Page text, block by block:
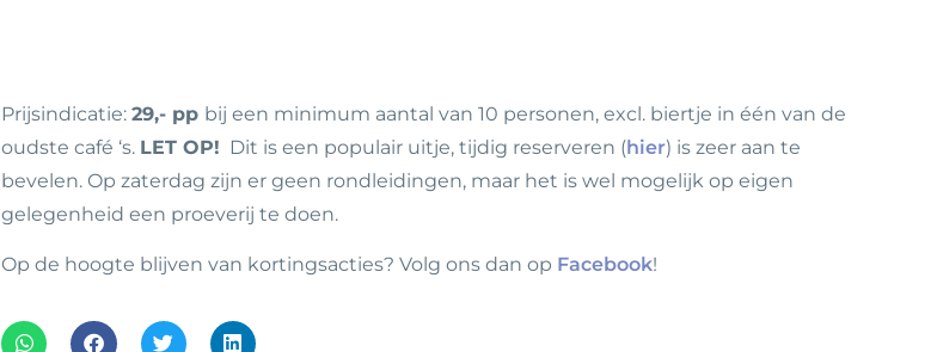
Prijsindicatie: 29,- pp bij een minimum aantal van 10 personen, excl. biertje in één van de
oudste café ‘s. LET OP! Dit is een populair uitje, tijdig reserveren (hier) is zeer aan te
bevelen. Op zaterdag zijn er geen rondleidingen, maar het is wel mogelijk op eigen
gelegenheid een proeverij te doen.
Op de hoogte blijven van kortingsacties? Volg ons dan op Facebook!